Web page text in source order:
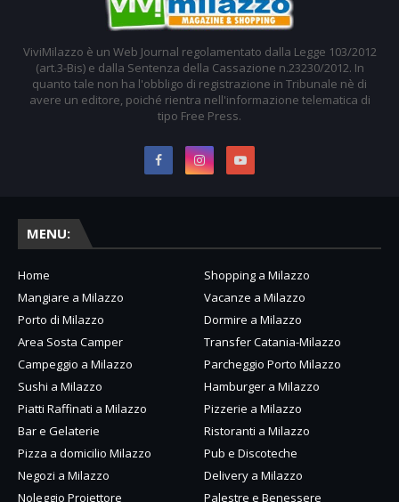
ViviMilazzo è un Web Journal regolamentato dalla Legge 103/2012
(art.3-Bis) e dalla Sentenza della Cassazione n.23230/2012. In
quanto tale non ha l'obbligo di registrazione in Tribunale nè di
avere un editore, poiché rientra nell'informazione telematica di
tipo Free Press.
MENU:
Home
Shopping a Milazzo
Mangiare a Milazzo
Vacanze a Milazzo
Porto di Milazzo
Dormire a Milazzo
Area Sosta Camper
Transfer Catania-Milazzo
Campeggio a Milazzo
Parcheggio Porto Milazzo
Sushi a Milazzo
Hamburger a Milazzo
Piatti Raffinati a Milazzo
Pizzerie a Milazzo
Bar e Gelaterie
Ristoranti a Milazzo
Pizza a domicilio Milazzo
Pub e Discoteche
Negozi a Milazzo
Delivery a Milazzo
Noleggio Proiettore
Palestre e Benessere